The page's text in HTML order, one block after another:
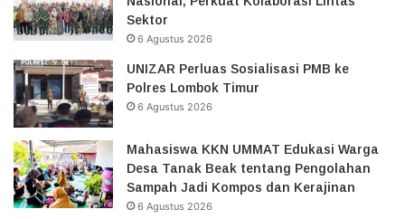
Sektor
6 Agustus 2026
UNIZAR Perluas Sosialisasi PMB ke
Polres Lombok Timur
6 Agustus 2026
Mahasiswa KKN UMMAT Edukasi Warga
Desa Tanak Beak tentang Pengolahan
Sampah Jadi Kompos dan Kerajinan
6 Agustus 2026